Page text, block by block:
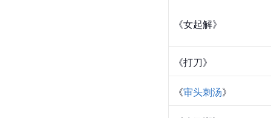
《女起解》
《打刀》
《审头刺汤》